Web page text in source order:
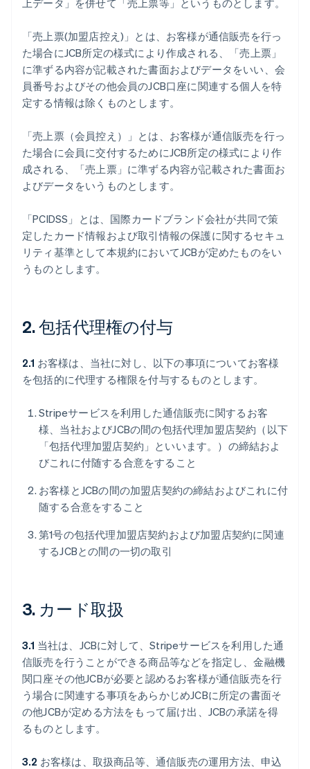
上データ」を併せて「売上票等」というものとします。
「売上票(加盟店控え)」とは、お客様が通信販売を行っ
た場合にJCB所定の様式により作成される、「売上票」
に準ずる内容が記載された書面およびデータをいい、会
員番号およびその他会員のJCB口座に関連する個人を特
定する情報は除くものとします。
「売上票（会員控え）」とは、お客様が通信販売を行っ
た場合に会員に交付するためにJCB所定の様式により作
成される、「売上票」に準ずる内容が記載された書面お
よびデータをいうものとします。
「PCIDSS」とは、国際カードブランド会社が共同で策
定したカード情報および取引情報の保護に関するセキュ
リティ基準として本規約においてJCBが定めたものをい
うものとします。
2. 包括代理権の付与
2.1 お客様は、当社に対し、以下の事項についてお客様
を包括的に代理する権限を付与するものとします。
Stripeサービスを利用した通信販売に関するお客
様、当社およびJCBの間の包括代理加盟店契約（以下
「包括代理加盟店契約」といいます。）の締結およ
びこれに付随する合意をすること
お客様とJCBの間の加盟店契約の締結およびこれに付
随する合意をすること
第1号の包括代理加盟店契約および加盟店契約に関連
するJCBとの間の一切の取引
3. カード取扱
3.1 当社は、JCBに対して、Stripeサービスを利用した通
信販売を行うことができる商品等などを指定し、金融機
関口座その他JCBが必要と認めるお客様が通信販売を行
う場合に関連する事項をあらかじめJCBに所定の書面そ
の他JCBが定める方法をもって届け出、JCBの承諾を得
るものとします。
3.2 お客様は、取扱商品等、通信販売の運用方法、申込